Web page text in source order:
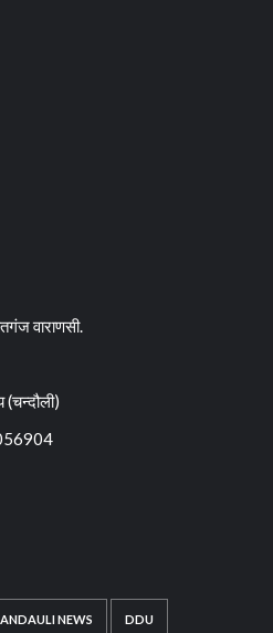
वाराणसी.
NEWS DDU